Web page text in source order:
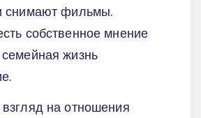
снимают фильмы.
собственное мнение
жизнь
на отношения